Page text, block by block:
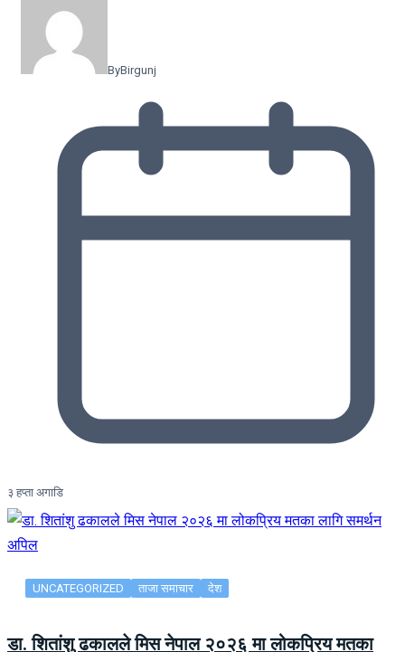
ByBirgunj
३ हप्ता अगाडि
UNCATEGORIZED ताजा समाचार देश
डा. शितांशु ढकालले मिस नेपाल २०२६ मा लोकप्रिय मतका